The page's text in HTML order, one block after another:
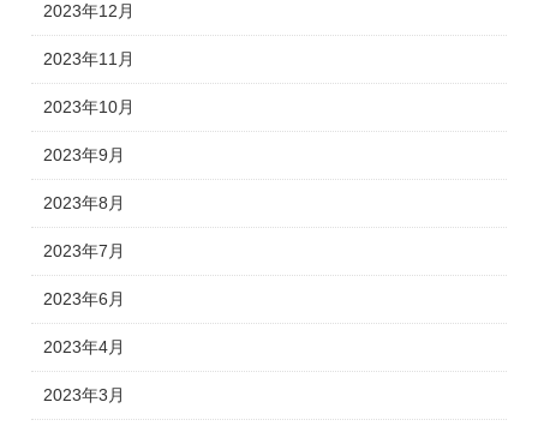
2023年12月
2023年11月
2023年10月
2023年9月
2023年8月
2023年7月
2023年6月
2023年4月
2023年3月